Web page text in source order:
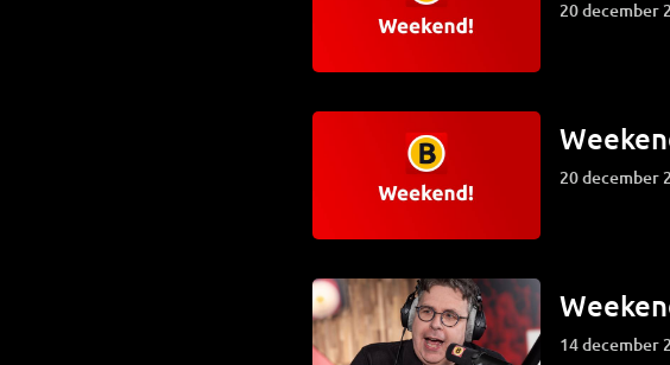
20 december
20 december
14 december